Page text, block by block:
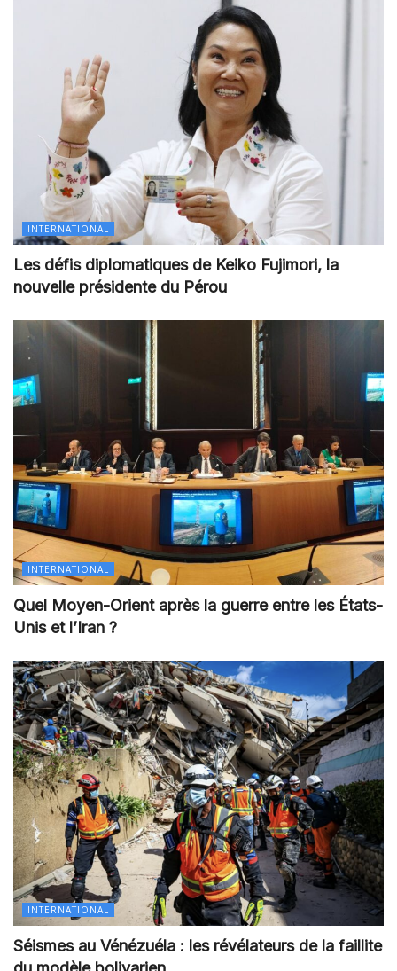
INTERNATIONAL
Les défis diplomatiques de Keiko Fujimori, la
nouvelle présidente du Pérou
INTERNATIONAL
Quel Moyen-Orient après la guerre entre les États-
Unis et l’Iran ?
INTERNATIONAL
Séismes au Vénézuéla : les révélateurs de la faillite